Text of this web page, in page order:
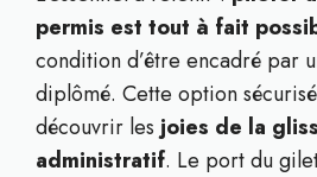
permis est tout à fait
condition d’être encadré par
diplômé. Cette option
découvrir les joies de la
administratif. Le port du